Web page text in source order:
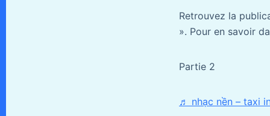
Retrouvez la
». Pour en savoir
Partie 2
♬ nhạc nền – taxi